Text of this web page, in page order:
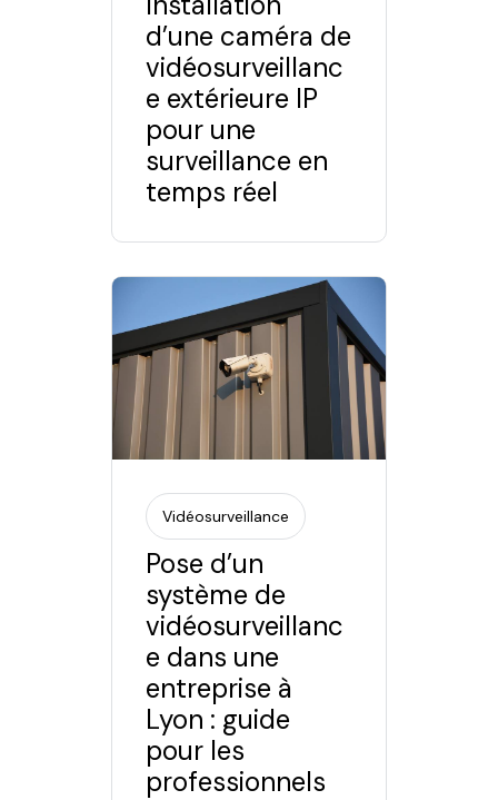
d’une caméra de
vidéosurveillanc
e extérieure IP
pour une
surveillance en
temps réel
Vidéosurveillance
Pose d’un
système de
vidéosurveillanc
e dans une
entreprise à
Lyon : guide
pour les
professionnels